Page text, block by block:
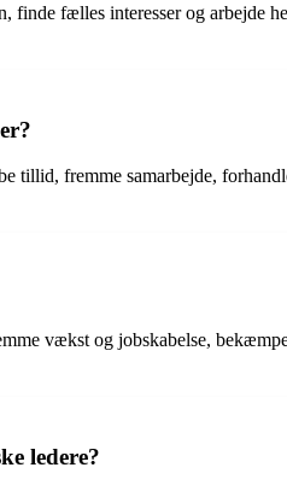
fælles interesser og arbejde
tillid, fremme samarbejde,
vækst og jobskabelse,
ledere?